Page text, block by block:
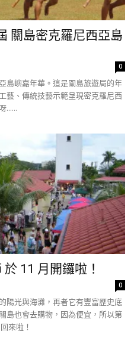
關島密克羅尼西亞島
0
島嶼嘉年華。這是關島旅遊局的年
藝、傳統技藝示範呈現密克羅尼西
......
11 月開鑼啦！
0
陽光與海灘，再者它有豐富歷史底
島也會去購物，因為便宜，所以第
來啦！